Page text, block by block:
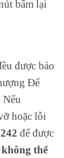
bấm lại
được bảo
Đế
hoặc lỗi
để được
thể